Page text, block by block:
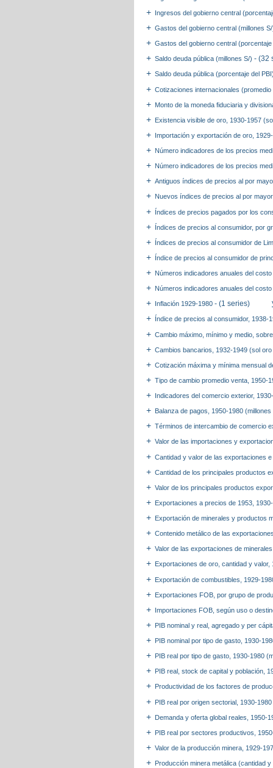
Ingresos del gobierno central
Gastos del gobierno central (millones
Gastos del gobierno central
Saldo deuda pública (millones S/) - (32
Saldo deuda pública (porcentaje del
Cotizaciones internacionales
Monto de la moneda fiduciaria y
Existencia visible de oro, 1930-1957
Importación y exportación de oro,
Número indicadores de los precios
Número indicadores de los precios
Antiguos índices de precios al por
Nuevos índices de precios al por
Índices de precios pagados por los
Índices de precios al consumidor, por
Índices de precios al consumidor de
Índice de precios al consumidor de
Números indicadores anuales del
Números indicadores anuales del
Inflación 1929-1980 - (1 series)
Índice de precios al consumidor, 1938-
Cambio máximo, mínimo y medio,
Cambios bancarios, 1932-1949 (sol
Cotización máxima y mínima mensual
Tipo de cambio promedio venta, 1950-
Indicadores del comercio exterior,
Balanza de pagos, 1950-1980
Términos de intercambio de comercio
Valor de las importaciones y
Cantidad y valor de las exportaciones
Cantidad de los principales productos
Valor de los principales productos
Exportaciones a precios de 1953,
Exportación de minerales y productos
Contenido metálico de las
Valor de las exportaciones de
Exportaciones de oro, cantidad y
Exportación de combustibles, 1929-
Exportaciones FOB, por grupo de
Importaciones FOB, según uso o
PIB nominal y real, agregado y per
PIB nominal por tipo de gasto, 1930-
PIB real por tipo de gasto, 1930-1980
PIB real, stock de capital y población,
Productividad de los factores de
PIB real por origen sectorial, 1930-
Demanda y oferta global reales, 1950-
PIB real por sectores productivos,
Valor de la producción minera, 1929-
Producción minera metálica (cantidad